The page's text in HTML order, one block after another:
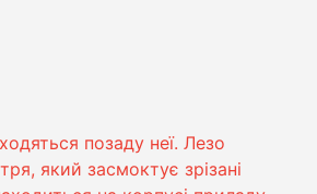
позаду неї. Лезо
який засмоктує зрізані